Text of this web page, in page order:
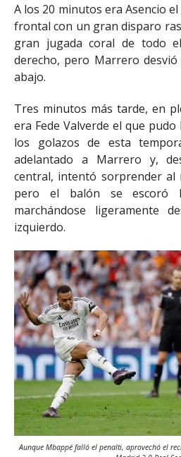
A los 20 minutos era Asencio
frontal con un gran disparo
gran jugada coral de todo
derecho, pero Marrero
abajo.
Tres minutos más tarde, en
era Fede Valverde el que
los golazos de esta
adelantado a Marrero y,
central, intentó sorprender al
pero el balón se escoró
marchándose ligeramente
izquierdo.
Aunque Mbappé falló el penalti, aprovechó el